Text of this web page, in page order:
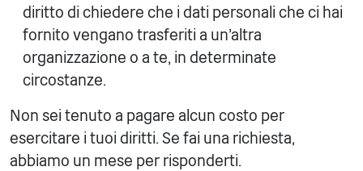
diritto di chiedere che i dati personali che ci hai
fornito vengano trasferiti a un'altra
organizzazione o a te, in determinate
circostanze.
Non sei tenuto a pagare alcun costo per
esercitare i tuoi diritti. Se fai una richiesta,
abbiamo un mese per risponderti.